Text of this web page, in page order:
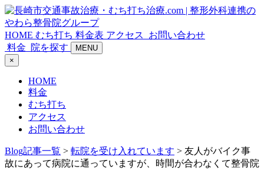
HOME むち打ち 料金表 アクセス
お問い合わせ
料金
院を探す
MENU
×
HOME
料金
むち打ち
アクセス
お問い合わせ
Blog記事一覧 > 転院を受け入れています > 友人がバイク事
故にあって病院に通っていますが、時間が合わなくて整骨院